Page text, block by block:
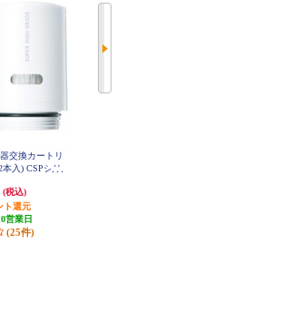
交換カートリ
入) CSPシリ
(税込)
ト還元
営業日
(25件)